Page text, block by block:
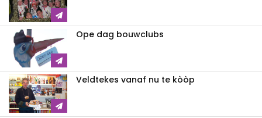
Ope dag bouwclubs
Veldtekes vanaf nu te kòòp